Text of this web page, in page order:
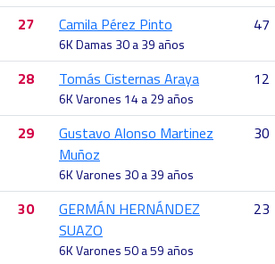
27 Camila Pérez Pinto
6K Damas 30 a 39 años
47
28 Tomás Cisternas Araya
6K Varones 14 a 29 años
12
29
Gustavo Alonso Martinez
Muñoz
6K Varones 30 a 39 años
30
30
GERMÁN HERNÁNDEZ
SUAZO
6K Varones 50 a 59 años
23